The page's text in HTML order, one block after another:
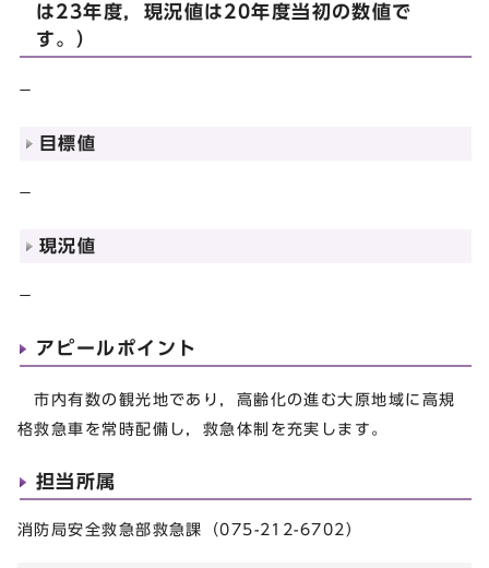
は23年度，現況値は20年度当初の数値で
す。）
－
目標値
－
現況値
－
アピールポイント
市内有数の観光地であり，高齢化の進む大原地域に高規
格救急車を常時配備し，救急体制を充実します。
担当所属
消防局安全救急部救急課（075-212-6702）